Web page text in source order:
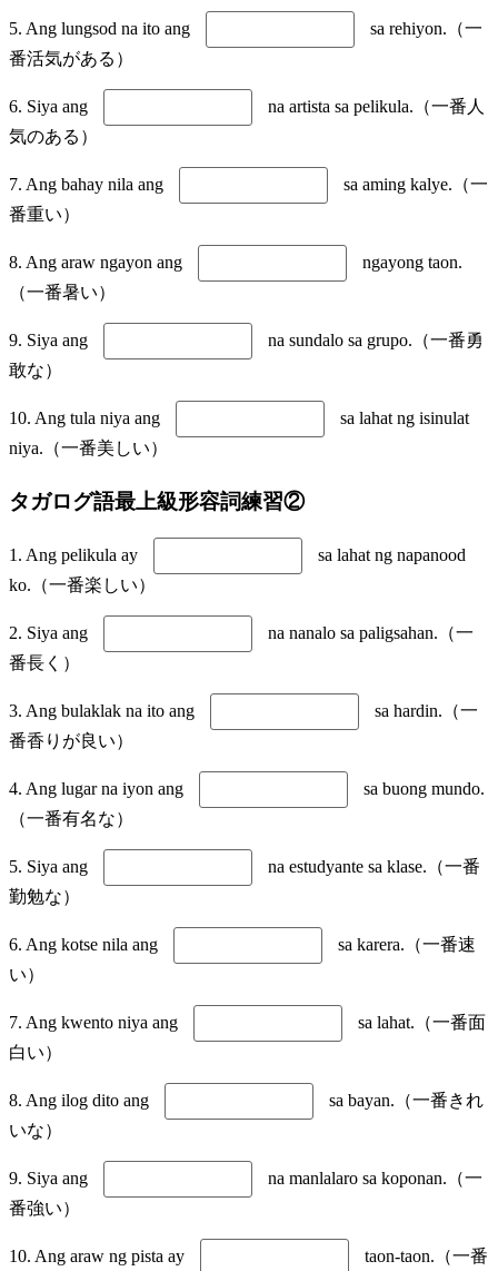
5. Ang lungsod na ito ang
sa rehiyon.（一
番活気がある）
6. Siya ang
na artista sa pelikula.（一番人
気のある）
7. Ang bahay nila ang
sa aming kalye.（一
番重い）
8. Ang araw ngayon ang
ngayong taon.
（一番暑い）
9. Siya ang
na sundalo sa grupo.（一番勇
敢な）
10. Ang tula niya ang
sa lahat ng isinulat
niya.（一番美しい）
タガログ語最上級形容詞練習②
1. Ang pelikula ay
sa lahat ng napanood
ko.（一番楽しい）
2. Siya ang
na nanalo sa paligsahan.（一
番長く）
3. Ang bulaklak na ito ang
sa hardin.（一
番香りが良い）
4. Ang lugar na iyon ang
sa buong mundo.
（一番有名な）
5. Siya ang
na estudyante sa klase.（一番
勤勉な）
6. Ang kotse nila ang
sa karera.（一番速
い）
7. Ang kwento niya ang
sa lahat.（一番面
白い）
8. Ang ilog dito ang
sa bayan.（一番きれ
いな）
9. Siya ang
na manlalaro sa koponan.（一
番強い）
10. Ang araw ng pista ay taon-taon.（一番